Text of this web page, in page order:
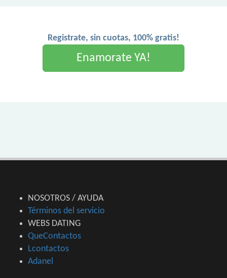
Registrate, sin cuotas, 100% gratis!
Enamorate YA!
NOSOTROS / AYUDA
Términos del servicio
WEBS DATING
QueContactos
Lcontactos
Adanel